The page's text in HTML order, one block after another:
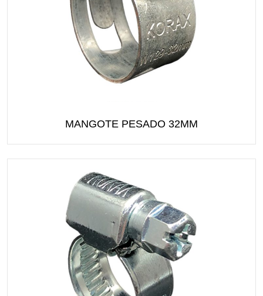
MANGOTE PESADO 32MM